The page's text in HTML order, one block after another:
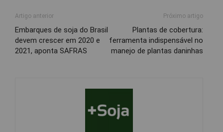
Artigo anterior
Embarques de soja do Brasil
devem crescer em 2020 e
2021, aponta SAFRAS
Próximo artigo
Plantas de cobertura:
ferramenta indispensável no
manejo de plantas daninhas